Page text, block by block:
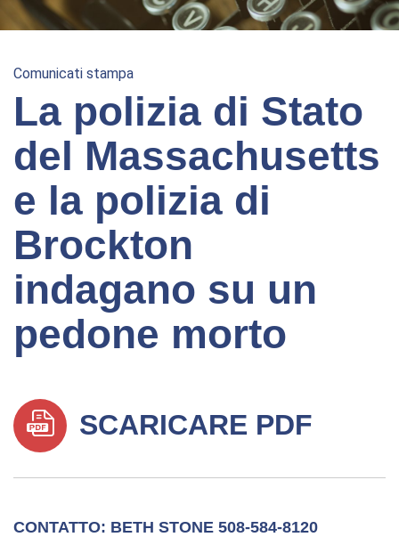
Comunicati stampa
La polizia di Stato
del Massachusetts
e la polizia di
Brockton
indagano su un
pedone morto
SCARICARE PDF
CONTATTO: BETH STONE 508-584-8120